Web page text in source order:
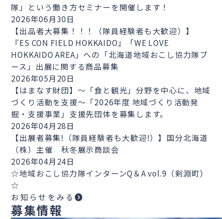
隊」という働き方セミナーを開催します！
2026年06月30日
【出品者大募集！！！（隊員経験者も大歓迎）】
『ES CON FIELD HOKKAIDO』「WE LOVE
HOKKAIDO AREA」への「北海道地域おこし協力隊ブ
ース」出展に関する商品募集
2026年05月20日
【はまなす財団】～「食と観光」分野を中心に、地域
づくり活動を支援～「2026年度 地域づくり活動発
掘・支援事業」支援先団体を募集します。
2026年04月28日
【出展者募集!（隊員経験者も大歓迎!）】国分北海道
（株）主催 秋冬展示商談会
2026年04月24日
☆地域おこし協力隊インターンQ＆A vol.9（剣淵町）
☆
お知らせをみる
募集情報